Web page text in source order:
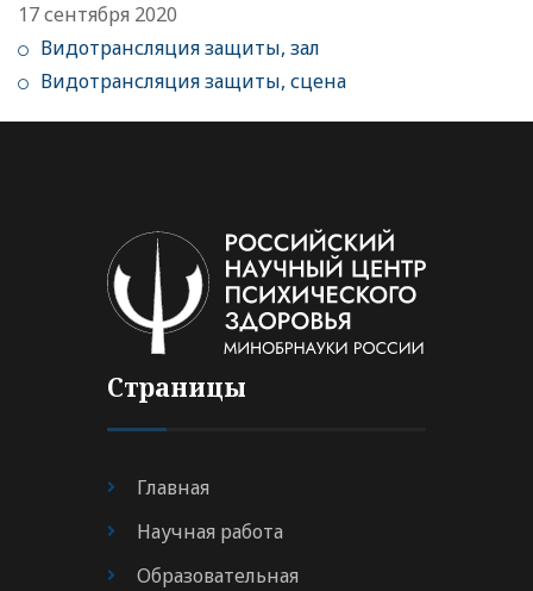
17 сентября 2020
Видотрансляция защиты, зал
Видотрансляция защиты, сцена
Страницы
Главная
Научная работа
Образовательная